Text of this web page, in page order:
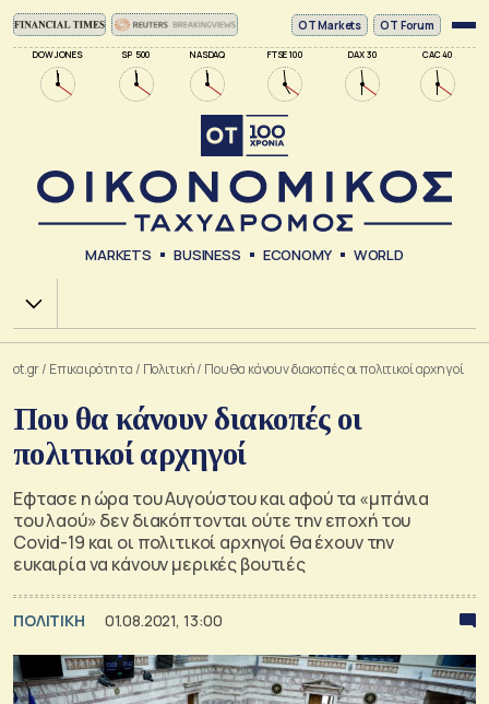
DOW JONES SP 500 NASDAQ FTSE 100 DAX 30 CAC 40
ΟΤ Markets OT Forum
MARKETS BUSINESS ECONOMY WORLD
Χ.Α.
ot.gr/ Επικαιρότητα / Πολιτική/ Που θα κάνουν διακοπές οι πολιτικοί αρχηγοί
Που θα κάνουν διακοπές οι
πολιτικοί αρχηγοί
Εφτασε η ώρα του Αυγούστου και αφού τα «μπάνια
του λαού» δεν διακόπτονται ούτε την εποχή του
Covid-19 και οι πολιτικοί αρχηγοί θα έχουν την
ευκαιρία να κάνουν μερικές βουτιές
ΠΟΛΙΤΙΚΗ 01.08.2021, 13:00